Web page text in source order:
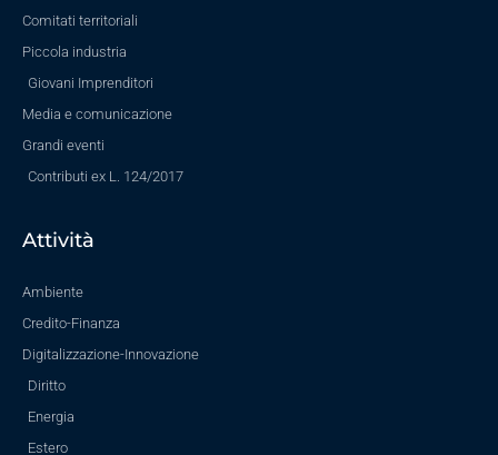
Comitati territoriali
Piccola industria
Giovani Imprenditori
Media e comunicazione
Grandi eventi
Contributi ex L. 124/2017
Attività
Ambiente
Credito-Finanza
Digitalizzazione-Innovazione
Diritto
Energia
Estero